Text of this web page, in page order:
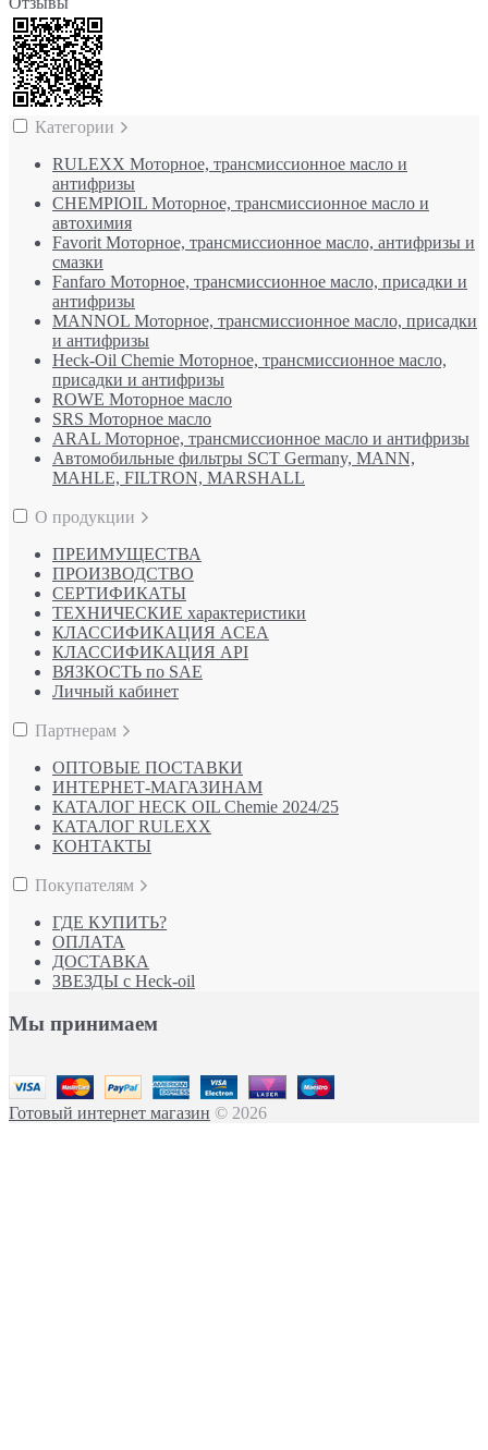
Категории
RULEXX Моторное, трансмиссионное масло и
антифризы
CHEMPIOIL Моторное, трансмиссионное масло и
автохимия
Favorit Моторное, трансмиссионное масло, антифризы и
смазки
Fanfaro Моторное, трансмиссионное масло, присадки и
антифризы
MANNOL Моторное, трансмиссионное масло, присадки
и антифризы
Heck-Oil Chemie Моторное, трансмиссионное масло,
присадки и антифризы
ROWE Моторное масло
SRS Моторное масло
ARAL Моторное, трансмиссионное масло и антифризы
Автомобильные фильтры SCT Germany, MANN,
MAHLE, FILTRON, MARSHALL
О продукции
ПРЕИМУЩЕСТВА
ПРОИЗВОДСТВО
СЕРТИФИКАТЫ
ТЕХНИЧЕСКИЕ характеристики
КЛАССИФИКАЦИЯ ACEA
КЛАССИФИКАЦИЯ API
ВЯЗКОСТЬ по SAE
Личный кабинет
Партнерам
ОПТОВЫЕ ПОСТАВКИ
ИНТЕРНЕТ-МАГАЗИНАМ
КАТАЛОГ HECK OIL Chemie 2024/25
КАТАЛОГ RULEXX
КОНТАКТЫ
Покупателям
ГДЕ КУПИТЬ?
ОПЛАТА
ДОСТАВКА
ЗВЕЗДЫ с Heck-oil
Мы принимаем
Готовый интернет магазин © 2026